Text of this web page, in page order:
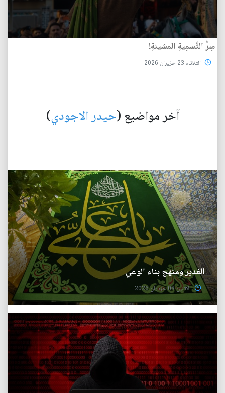
سِرُّ التَّسمِيةِ المشينةِ!
الثلاثاء 23 حزيران 2026
آخر مواضيع (حيدر الاجودي)
الغدير ومنهج بناء الوعي
الأثنين 08 حزيران 2026